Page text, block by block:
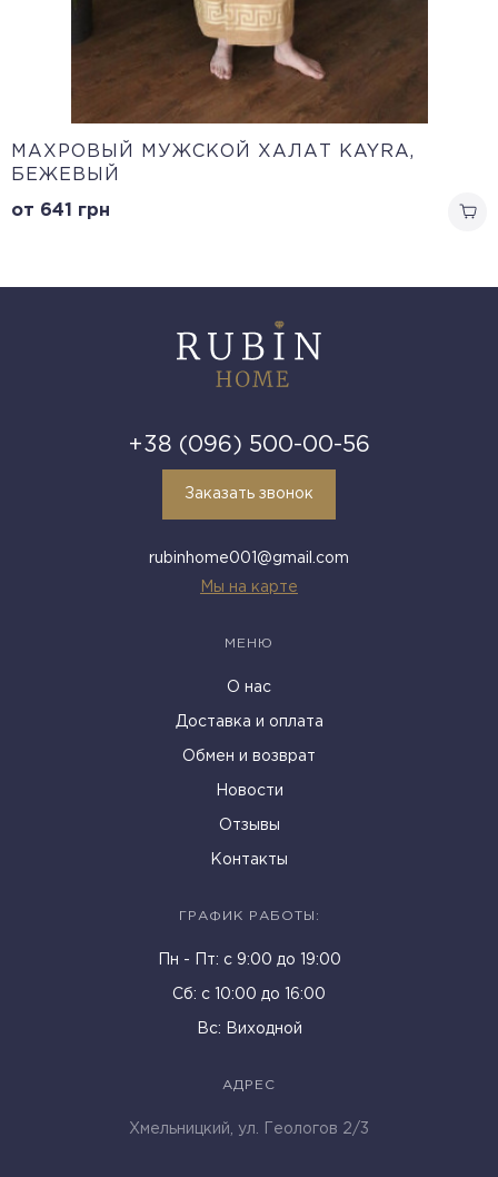
МАХРОВЫЙ МУЖСКОЙ ХАЛАТ KAYRA,
БЕЖЕВЫЙ
от 641 грн
+38 (096) 500-00-56
Заказать звонок
rubinhome001@gmail.com
Мы на карте
МЕНЮ
О нас
Доставка и оплата
Обмен и возврат
Новости
Отзывы
Контакты
ГРАФИК РАБОТЫ:
Пн - Пт: c 9:00 до 19:00
Cб: с 10:00 до 16:00
Вс: Виходной
АДРЕС
Хмельницкий, ул. Геологов 2/3